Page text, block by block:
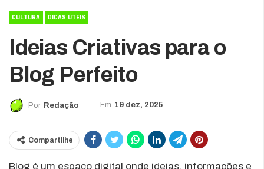
CULTURA DICAS ÚTEIS
Ideias Criativas para o
Blog Perfeito
Por Redação Em 19 dez, 2025
Compartilhe
Blog é um espaço digital onde ideias, informações e